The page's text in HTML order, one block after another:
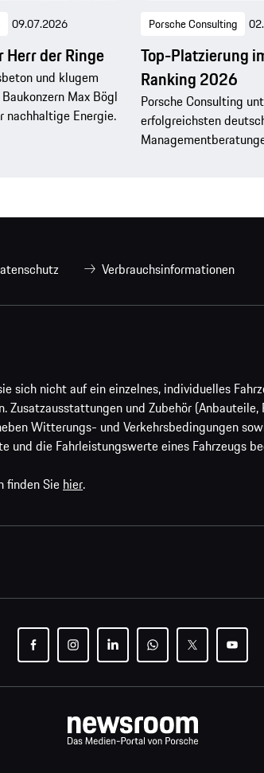
09.07.2026
Herr der Ringe
und klugem
Max Bögl
nachhaltige Energie.
Porsche Consulting
Top-Platzierung
Ranking 2026
Porsche Consulting
erfolgreichsten
Verbrauchsinformationen
sich nicht auf ein einzelnes, individuelles
Zusatzausstattungen und Zubehör
Witterungs- und Verkehrsbedingungen
die Fahrleistungswerte eines Fahrzeugs
finden Sie hier.